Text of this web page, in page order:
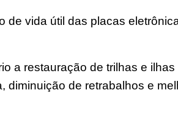
de vida útil das placas
a restauração de trilhas e ilhas
diminuição de retrabalhos e